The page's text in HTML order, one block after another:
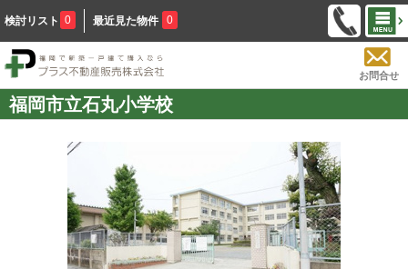
検討リスト 0 最近見た物件 0
お問合せ
福岡市立石丸小学校